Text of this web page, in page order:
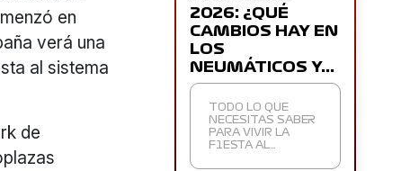
en
verá una
al sistema
de
2026: ¿QUÉ
CAMBIOS HAY EN
LOS
NEUMÁTICOS Y…
TODO LO QUE
NECESITAS SABER
PARA VIVIR LA
F1ESTA AL…